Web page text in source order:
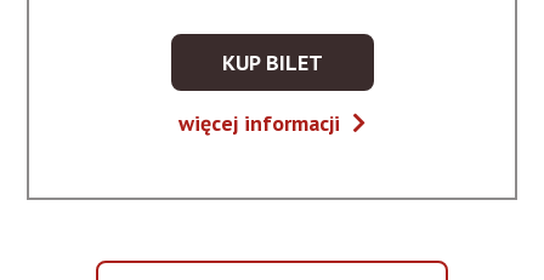
KUP BILET
KUP
NA
więcej informacji
Głosy